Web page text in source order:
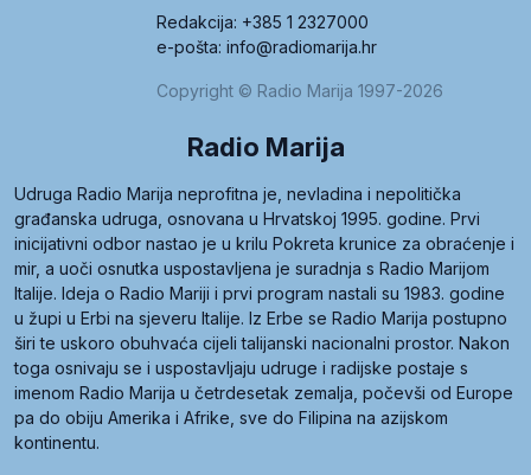
Redakcija: +385 1 2327000
e-pošta: info@radiomarija.hr
Copyright © Radio Marija 1997-2026
Radio Marija
Udruga Radio Marija neprofitna je, nevladina i nepolitička
građanska udruga, osnovana u Hrvatskoj 1995. godine. Prvi
inicijativni odbor nastao je u krilu Pokreta krunice za obraćenje i
mir, a uoči osnutka uspostavljena je suradnja s Radio Marijom
Italije. Ideja o Radio Mariji i prvi program nastali su 1983. godine
u župi u Erbi na sjeveru Italije. Iz Erbe se Radio Marija postupno
širi te uskoro obuhvaća cijeli talijanski nacionalni prostor. Nakon
toga osnivaju se i uspostavljaju udruge i radijske postaje s
imenom Radio Marija u četrdesetak zemalja, počevši od Europe
pa do obiju Amerika i Afrike, sve do Filipina na azijskom
kontinentu.